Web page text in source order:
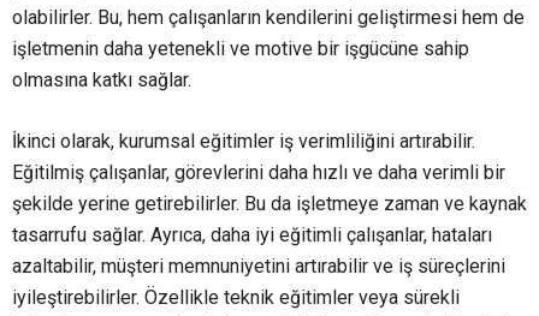
olabilirler. Bu, hem çalışanların kendilerini geliştirmesi hem de
işletmenin daha yetenekli ve motive bir işgücüne sahip
olmasına katkı sağlar.
İkinci olarak, kurumsal eğitimler iş verimliliğini artırabilir.
Eğitilmiş çalışanlar, görevlerini daha hızlı ve daha verimli bir
şekilde yerine getirebilirler. Bu da işletmeye zaman ve kaynak
tasarrufu sağlar. Ayrıca, daha iyi eğitimli çalışanlar, hataları
azaltabilir, müşteri memnuniyetini artırabilir ve iş süreçlerini
iyileştirebilirler. Özellikle teknik eğitimler veya sürekli